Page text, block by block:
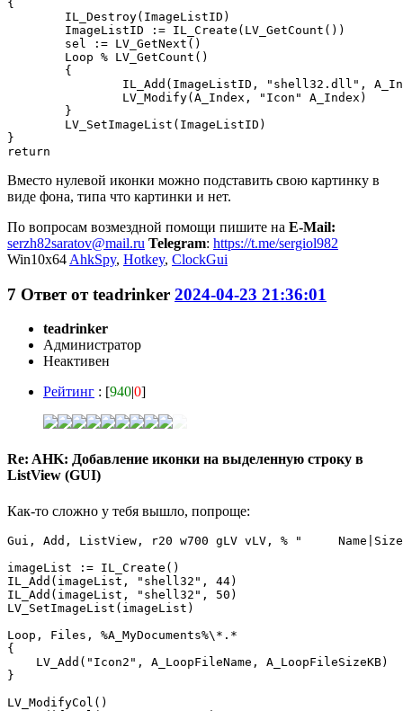
{
}
return
Вместо нулевой иконки можно подставить свою картинку в
виде фона, типа что картинки и нет.
По вопросам возмездной помощи пишите на E-Mail:
serzh82saratov@mail.ru Telegram: https://t.me/sergiol982
Win10x64 AhkSpy, Hotkey, ClockGui
7 Ответ отteadrinker 2024-04-23 21:36:01
teadrinker
Администратор
Неактивен
Рейтинг : [940|0]
Re: AHK: Добавление иконки на выделенную строку в
ListView (GUI)
Как-то сложно у тебя вышло, попроще:
Gui, Add, ListView, r20 w700 gLV vLV, % "
imageList := IL_Create()
IL_Add(imageList, "shell32", 44)
IL_Add(imageList, "shell32", 50)
LV_SetImageList(imageList)
Loop, Files, %A_MyDocuments%\*.*
{
    LV_Add("Icon2", A_LoopFileName, A_LoopFileSizeKB)
}
LV_ModifyCol()